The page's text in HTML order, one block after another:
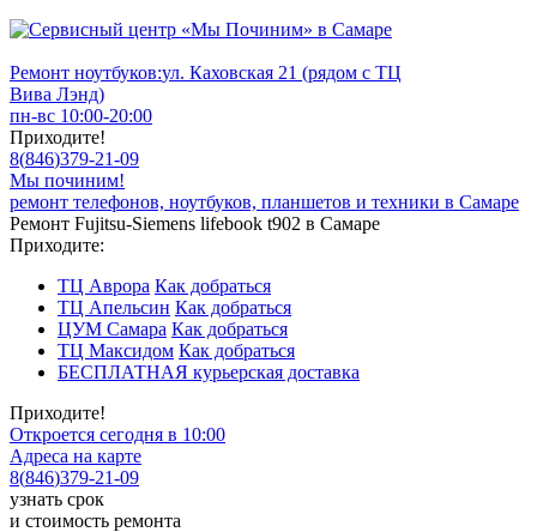
Ремонт ноутбуков:ул. Каховская 21 (рядом с ТЦ
Вива Лэнд)
пн-вс 10:00-20:00
Приходите!
8(846)379-21-09
Мы починим!
ремонт телефонов, ноутбуков, планшетов и техники в Самаре
Ремонт Fujitsu-Siemens lifebook t902 в Самаре
Приходите:
ТЦ Аврора Как добраться
ТЦ Апельсин Как добраться
ЦУМ Самара Как добраться
ТЦ Максидом Как добраться
БЕСПЛАТНАЯ курьерская доставка
Приходите!
Откроется сегодня в 10:00
Адреса на карте
8(846)379-21-09
узнать срок
и стоимость ремонта